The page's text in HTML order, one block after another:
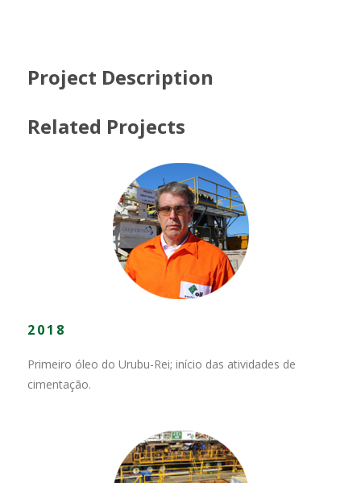
Project Description
Related Projects
2018
Primeiro óleo do Urubu-Rei; início das atividades de
cimentação.